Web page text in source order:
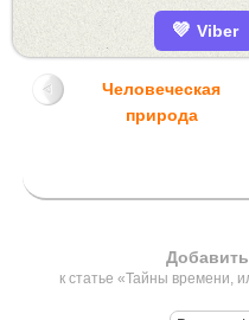
💜 Viber
Человеческая
природа
к статье «Тайны времени,